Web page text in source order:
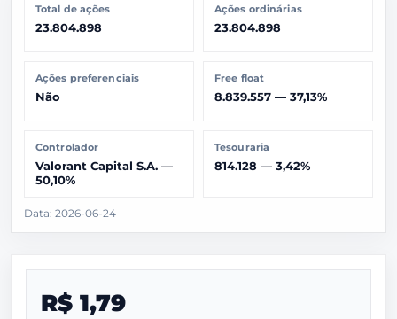
Total de ações
23.804.898
Ações ordinárias
23.804.898
Ações preferenciais
Não
Free float
8.839.557 — 37,13%
Controlador
Valorant Capital S.A. —
50,10%
Tesouraria
814.128 — 3,42%
Data: 2026-06-24
R$ 1,79